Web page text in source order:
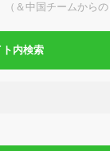
＆中国チームからの
ト内検索